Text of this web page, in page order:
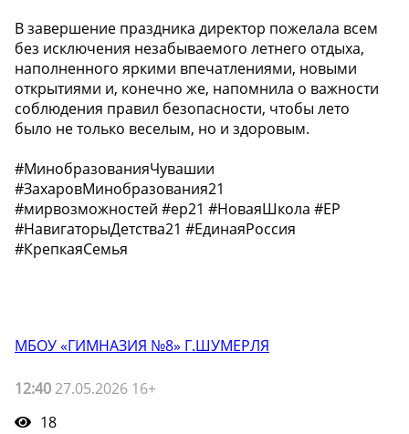
В завершение праздника директор пожелала всем
без исключения незабываемого летнего отдыха,
наполненного яркими впечатлениями, новыми
открытиями и, конечно же, напомнила о важности
соблюдения правил безопасности, чтобы лето
было не только веселым, но и здоровым.️
#МинобразованияЧувашии
#ЗахаровМинобразования21
#мирвозможностей #ер21 #НоваяШкола #ЕР
#НавигаторыДетства21 #ЕдинаяРоссия
#КрепкаяСемья
МБОУ «ГИМНАЗИЯ №8» Г.ШУМЕРЛЯ
12:40 27.05.2026 16+
18